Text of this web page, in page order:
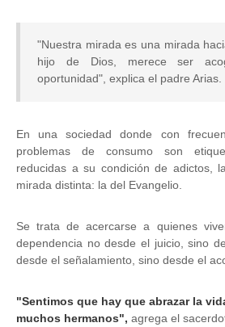
"Nuestra mirada es una mirada
hijo de Dios, merece ser
oportunidad", explica el padre Arias.
En una sociedad donde con
problemas de consumo son
reducidas a su condición de adictos,
mirada distinta: la del Evangelio.
Se trata de acercarse a quienes
dependencia no desde el juicio, sino
desde el señalamiento, sino desde el
"Sentimos que hay que abrazar la
muchos hermanos", agrega el